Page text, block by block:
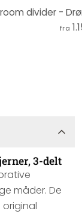
divider -
fra
3-delt
måder. De